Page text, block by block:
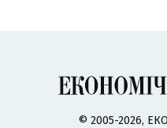
© 2005-2026,